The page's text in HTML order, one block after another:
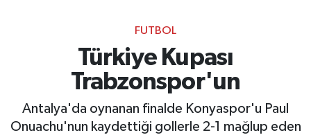
FUTBOL
Türkiye Kupası
Trabzonspor'un
Antalya'da oynanan finalde Konyaspor'u Paul
Onuachu'nun kaydettiği gollerle 2-1 mağlup eden
Son Dakika Haberleri